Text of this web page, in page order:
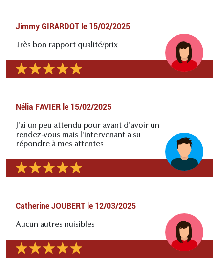
Jimmy GIRARDOT le 15/02/2025
Très bon rapport qualité/prix
Nélia FAVIER le 15/02/2025
J'ai un peu attendu pour avant d'avoir un
rendez-vous mais l'intervenant a su
répondre à mes attentes
Catherine JOUBERT le 12/03/2025
Aucun autres nuisibles